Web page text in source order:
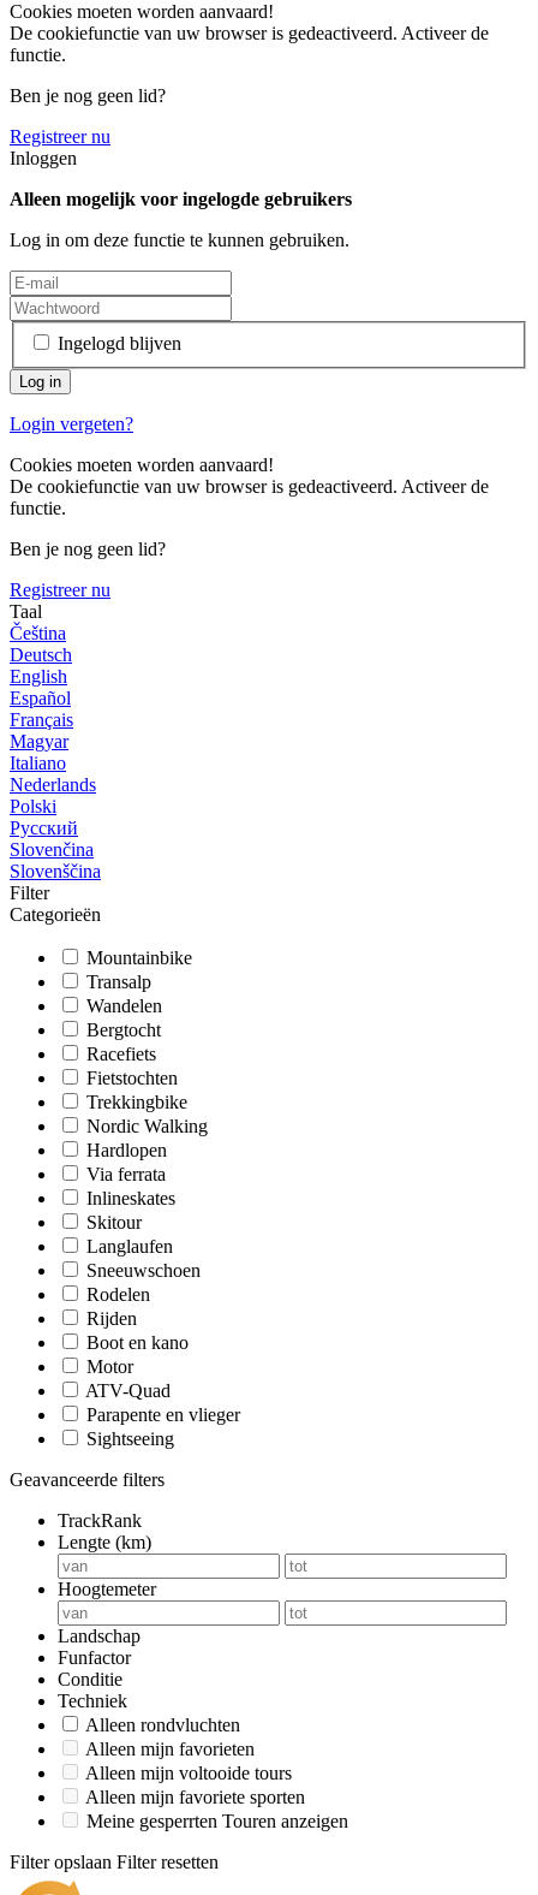
Cookies moeten worden aanvaard!
De cookiefunctie van uw browser is gedeactiveerd. Activeer de
functie.
Ben je nog geen lid?
Registreer nu
Inloggen
Alleen mogelijk voor ingelogde gebruikers
Log in om deze functie te kunnen gebruiken.
Ingelogd blijven
Login vergeten?
Cookies moeten worden aanvaard!
De cookiefunctie van uw browser is gedeactiveerd. Activeer de
functie.
Ben je nog geen lid?
Registreer nu
Taal
Čeština
Deutsch
English
Español
Français
Magyar
Italiano
Nederlands
Polski
Русский
Slovenčina
Slovenščina
Filter
Categorieën
Mountainbike
Transalp
Wandelen
Bergtocht
Racefiets
Fietstochten
Trekkingbike
Nordic Walking
Hardlopen
Via ferrata
Inlineskates
Skitour
Langlaufen
Sneeuwschoen
Rodelen
Rijden
Boot en kano
Motor
ATV-Quad
Parapente en vlieger
Sightseeing
Geavanceerde filters
TrackRank
Lengte (km)
Hoogtemeter
Landschap
Funfactor
Conditie
Techniek
Alleen rondvluchten
Alleen mijn favorieten
Alleen mijn voltooide tours
Alleen mijn favoriete sporten
Meine gesperrten Touren anzeigen
Filter opslaan Filter resetten